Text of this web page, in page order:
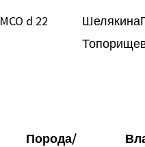
MCO d 22
Порода/